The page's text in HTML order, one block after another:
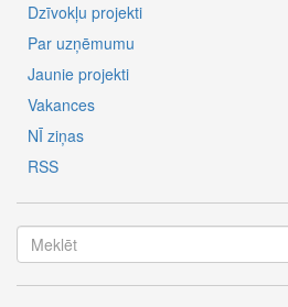
Dzīvokļu projekti
Par uzņēmumu
Jaunie projekti
Vakances
NĪ ziņas
RSS